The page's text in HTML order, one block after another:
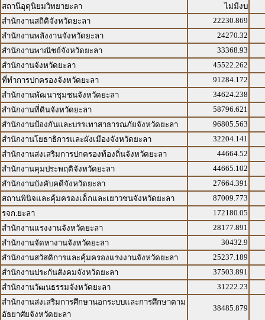
สถานีอุตุนิยมวิทยายะลา
ไม่มีงบ
สำนักงานสถิติจังหวัดยะลา
22230.869
สำนักงานพลังงานจังหวัดยะลา
24270.32
สำนักงานพาณิชย์จังหวัดยะลา
33368.93
สำนักงานจังหวัดยะลา
45522.262
ที่ทำการปกครองจังหวัดยะลา
91284.172
สำนักงานพัฒนาชุมชนจังหวัดยะลา
34624.238
สำนักงานที่ดินจังหวัดยะลา
58796.621
สำนักงานป้องกันและบรรเทาสาธารณภัยจังหวัดยะลา
96805.563
สำนักงานโยธาธิการและผังเมืองจังหวัดยะลา
32204.141
สำนักงานส่งเสริมการปกครองท้องถิ่นจังหวัดยะลา
44664.52
สำนักงานคุมประพฤติจังหวัดยะลา
44665.102
สำนักงานบังคับคดีจังหวัดยะลา
27664.391
สถานพินิจและคุ้มครองเด็กและเยาวชนจังหวัดยะลา
87009.773
รจก.ยะลา
172180.05
สำนักงานแรงงานจังหวัดยะลา
28177.891
สำนักงานจัดหางานจังหวัดยะลา
30432.9
สำนักงานสวัสดิการและคุ้มครองแรงงานจังหวัดยะลา
25237.189
สำนักงานประกันสังคมจังหวัดยะลา
37503.891
สำนักงานวัฒนธรรมจังหวัดยะลา
31222.23
สำนักงานส่งเสริมการศึกษานอกระบบและการศึกษาตาม
อัธยาศัยจังหวัดยะลา
38485.879